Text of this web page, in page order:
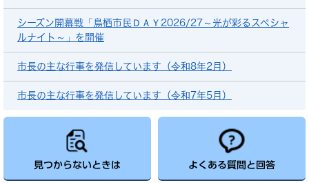
シーズン開幕戦「鳥栖市民ＤＡＹ2026/27～光が彩るスペシャ
ルナイト～」を開催
市長の主な行事を発信しています（令和8年2月）
市長の主な行事を発信しています（令和7年5月）
見つからないときは よくある質問と回答